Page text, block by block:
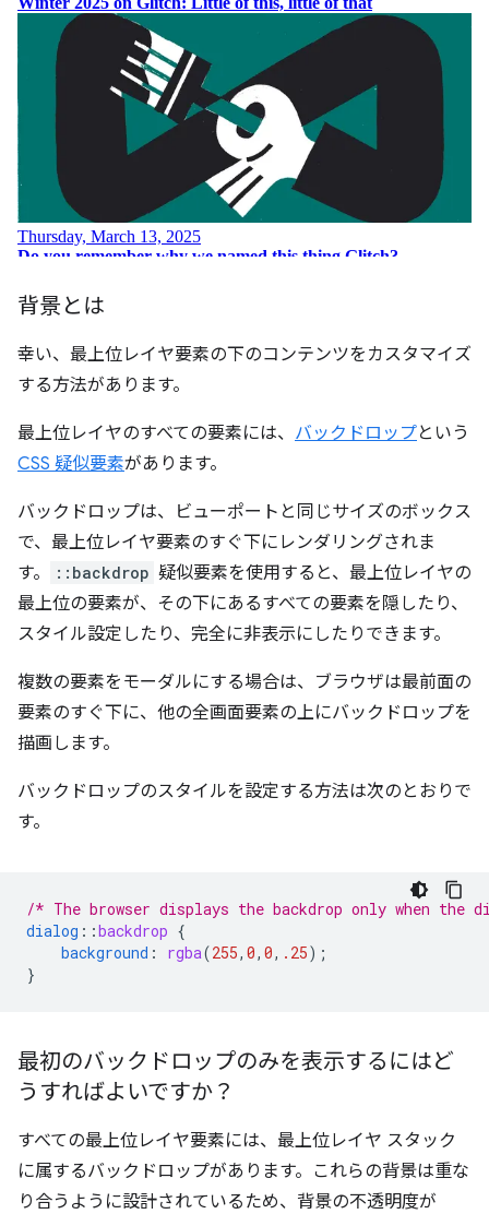
背景とは
幸い、最上位レイヤ要素の下のコンテンツをカスタマイズ
する方法があります。
最上位レイヤのすべての要素には、 バックドロップという
CSS 疑似要素があります。
バックドロップは、ビューポートと同じサイズのボックス
で、最上位レイヤ要素のすぐ下にレンダリングされま
す。
::backdrop 疑似要素を使用すると、最上位レイヤの
最上位の要素が、その下にあるすべての要素を隠したり、
スタイル設定したり、完全に非表示にしたりできます。
複数の要素をモーダルにする場合は、ブラウザは最前面の
要素のすぐ下に、他の全画面要素の上にバックドロップを
描画します。
バックドロップのスタイルを設定する方法は次のとおりで
す。
/* The browser displays the backdrop only when the
dialog ::backdrop {
background : rgba(255, 0, 0, .25);
}
最初のバックドロップのみを表示するにはど
うすればよいですか？
すべての最上位レイヤ要素には、最上位レイヤ スタック
に属するバックドロップがあります。これらの背景は重な
り合うように設計されているため、背景の不透明度が